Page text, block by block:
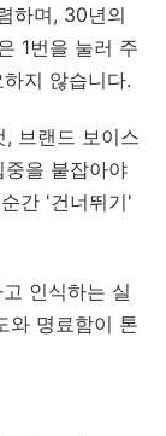
하며, 30년의
1번을 눌러 주
지 않습니다.
브랜드 보이스
을 붙잡아야
간 '건너뛰기'
인식하는 실
와 명료함이 톤